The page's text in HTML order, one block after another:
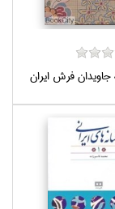
جاويدان فرش ايران